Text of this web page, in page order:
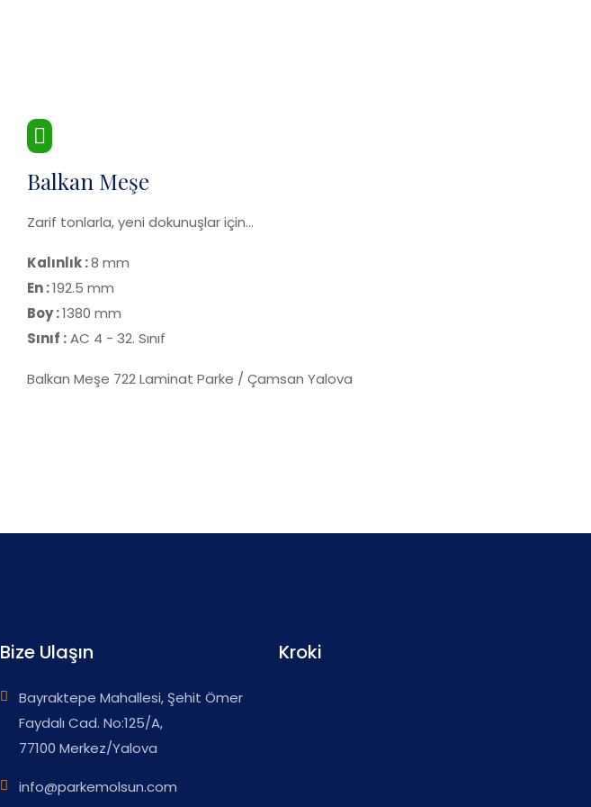
Balkan Meşe
Zarif tonlarla, yeni dokunuşlar için…
Kalınlık :8 mm
En :192.5 mm
Boy :1380 mm
Sınıf :AC 4 - 32. Sınıf
Balkan Meşe 722 Laminat Parke / Çamsan Yalova
Bize Ulaşın
Bayraktepe Mahallesi, Şehit Ömer
Faydalı Cad. No:125/A,
77100 Merkez/Yalova
info@parkemolsun.com
Kroki